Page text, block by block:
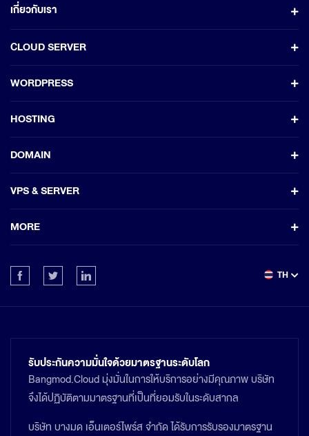
เกี่ยวกับเรา
CLOUD SERVER
WORDPRESS
HOSTING
DOMAIN
VPS & SERVER
MORE
TH
รับประกันความมั่นใจด้วยมาตรฐานระดับโลก
Bangmod.Cloud มุ่งมั่นในการให้บริการอย่างมีคุณภาพ บริษัท
จึงได้ปฏิบัติตามมาตรฐานที่เป็นที่ยอมรับในระดับสากล
บริษัท บางมด เอ็นเตอร์ไพร์ส จำกัด ได้รับการรับรองมาตรฐาน